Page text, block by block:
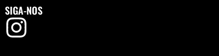
SIGA-NOS